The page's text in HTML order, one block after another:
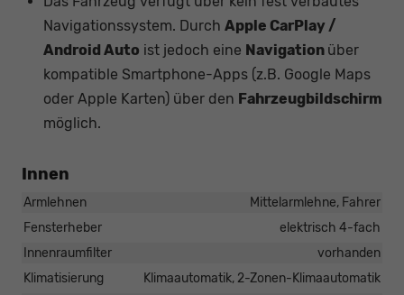
Navigationssystem. Durch Apple CarPlay /
Android Auto ist jedoch eine Navigation über
kompatible Smartphone-Apps (z.B. Google Maps
oder Apple Karten) über den Fahrzeugbildschirm
möglich.
Innen
Armlehnen
Mittelarmlehne, Fahrer
Fensterheber
elektrisch 4-fach
Innenraumfilter
vorhanden
Klimatisierung
Klimaautomatik, 2-Zonen-Klimaautomatik